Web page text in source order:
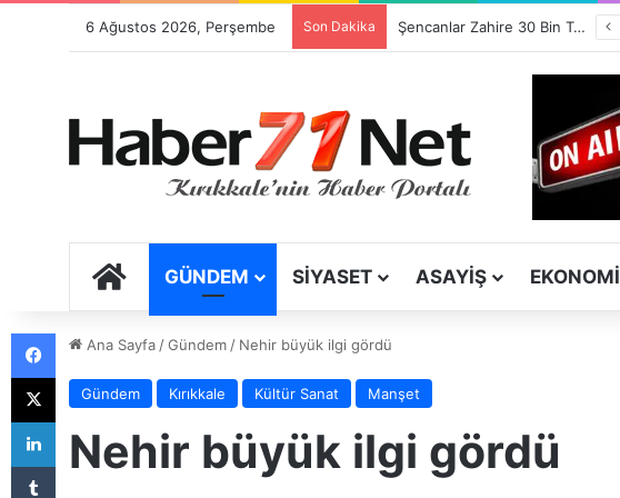
6 Ağustos 2026, Perşembe Son Dakika Görevlendirme Dönemi Bitiyor! Sağlık Personeli Asıl Görev Yerlerine Dönüyor
ANA SAYFA
GÜNDEM SIYASET ASAYIŞ EKONOMI
Ana Sayfa/Gündem/ Nehir büyük ilgi gördü
Gündem Kırıkkale Kültür Sanat Manşet
Nehir büyük ilgi gördü
Tumblr